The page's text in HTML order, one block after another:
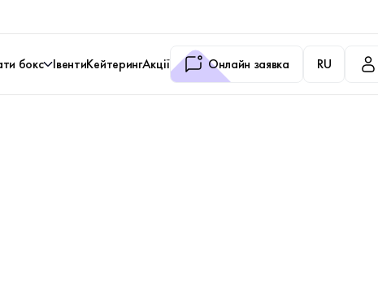
бокс ІвентиКейтерингАкції Онлайн заявка RU